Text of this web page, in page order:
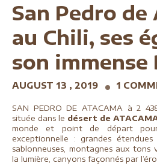
San Pedro de
au Chili, ses
son immense
AUGUST 13 , 2019 1
SAN PEDRO DE ATACAMA à 2
située dans le désert de
monde et point de départ
exceptionnelle : grandes étendues
sablonneuses, montagnes aux tons
la lumière, canyons façonnés par